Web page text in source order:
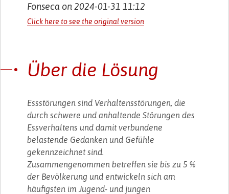
Fonseca on 2024-01-31 11:12
Click here to see the original version
Über die Lösung
Essstörungen sind Verhaltensstörungen, die
durch schwere und anhaltende Störungen des
Essverhaltens und damit verbundene
belastende Gedanken und Gefühle
gekennzeichnet sind.
Zusammengenommen betreffen sie bis zu 5 %
der Bevölkerung und entwickeln sich am
häufigsten im Jugend- und jungen